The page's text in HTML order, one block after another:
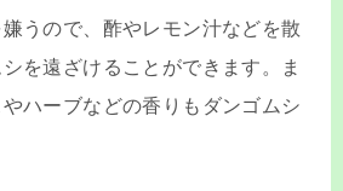
うので、酢やレモン汁などを散
を遠ざけることができます。ま
ハーブなどの香りもダンゴムシ